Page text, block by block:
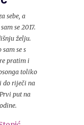
sebe, a
se 2017.
želju.
se s
pratim i
toliko
do riječi na
put na